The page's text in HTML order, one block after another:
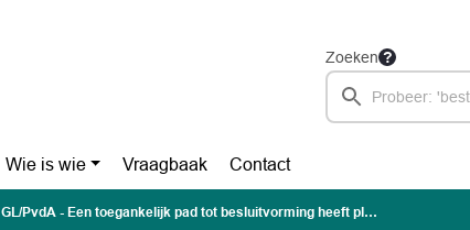
Zoeken
Wie is wie Vraagbaak Contact
PvdA - Een toegankelijk pad tot besluitvorming heeft plaatsgevonden